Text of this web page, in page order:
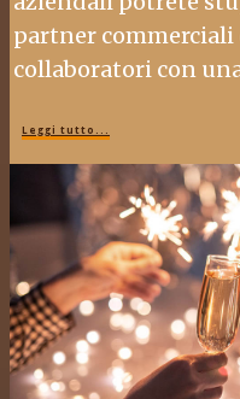
partner commerciali
collaboratori con
Leggi tutto...